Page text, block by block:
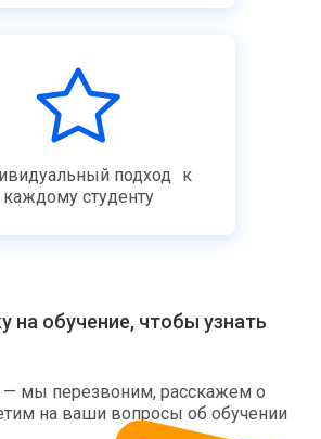
подход к
каждому студенту
на обучение, чтобы узнать
— мы перезвоним, расскажем о
на ваши вопросы об обучении